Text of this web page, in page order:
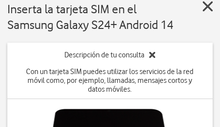
Inserta la tarjeta SIM en el
Samsung Galaxy S24+ Android 14
Descripción de tu consulta
Con un tarjeta SIM puedes utilizar los servicios de la red
móvil como, por ejemplo, llamadas, mensajes cortos y
datos móviles.